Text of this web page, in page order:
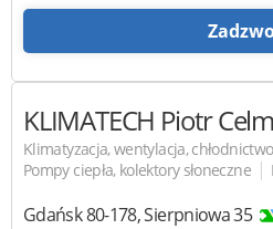
KLIMATECH Piotr
Klimatyzacja, wentylacja, chłodnictwo
Pompy ciepła, kolektory słoneczne |
Gdańsk80-178,Sierpniowa 35